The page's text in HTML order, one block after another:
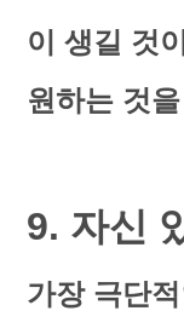
이 생길 것
원하는 것
9. 자신
가장 극단